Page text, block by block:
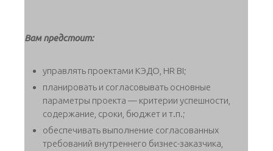
Вам предстоит:
управлять проектами КЭДО, HR BI;
планировать и согласовывать основные
параметры проекта — критерии успешности,
содержание, сроки, бюджет и т.п.;
обеспечивать выполнение согласованных
требований внутреннего бизнес-заказчика,